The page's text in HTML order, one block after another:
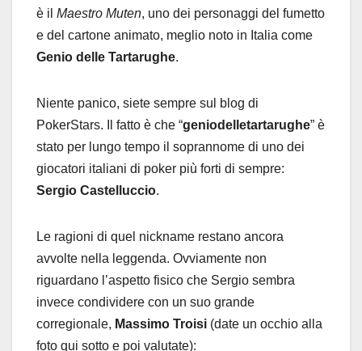
è il Maestro Muten, uno dei personaggi del fumetto
e del cartone animato, meglio noto in Italia come
Genio delle Tartarughe.
Niente panico, siete sempre sul blog di
PokerStars. Il fatto è che “geniodelletartarughe” è
stato per lungo tempo il soprannome di uno dei
giocatori italiani di poker più forti di sempre:
Sergio Castelluccio.
Le ragioni di quel nickname restano ancora
avvolte nella leggenda. Ovviamente non
riguardano l’aspetto fisico che Sergio sembra
invece condividere con un suo grande
corregionale, Massimo Troisi (date un occhio alla
foto qui sotto e poi valutate):